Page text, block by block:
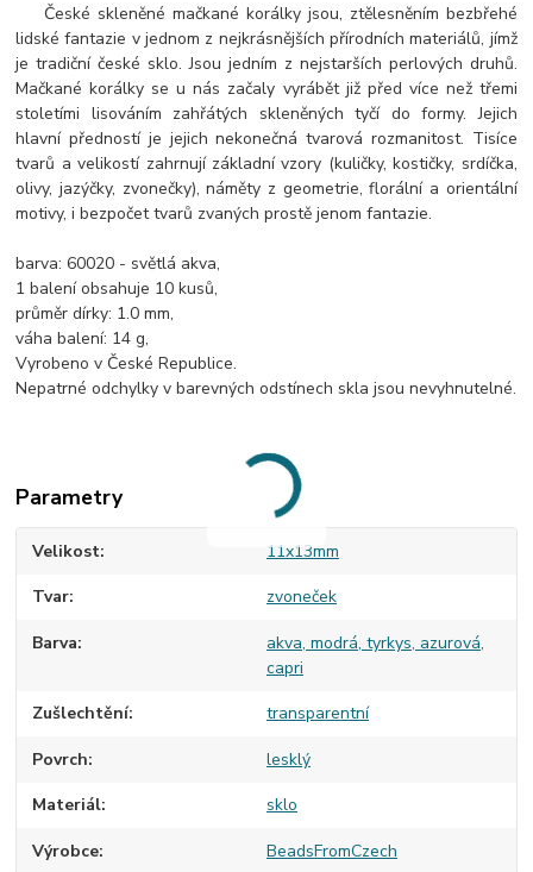
České skleněné mačkané korálky jsou, ztělesněním bezbřehé
lidské fantazie v jednom z nejkrásnějších přírodních materiálů, jímž
je tradiční české sklo. Jsou jedním z nejstarších perlových druhů.
Mačkané korálky se u nás začaly vyrábět již před více než třemi
stoletími lisováním zahřátých skleněných tyčí do formy. Jejich
hlavní předností je jejich nekonečná tvarová rozmanitost. Tisíce
tvarů a velikostí zahrnují základní vzory (kuličky, kostičky, srdíčka,
olivy, jazýčky, zvonečky), náměty z geometrie, florální a orientální
motivy, i bezpočet tvarů zvaných prostě jenom fantazie.
barva: 60020 - světlá akva,
1 balení obsahuje 10 kusů,
průměr dírky: 1.0 mm,
váha balení: 14 g,
Vyrobeno v České Republice.
Nepatrné odchylky v barevných odstínech skla jsou nevyhnutelné.
Parametry
Velikost 11x13mm
Tvar zvoneček
Barva
akva, modrá, tyrkys, azurová,
capri
Zušlechtění transparentní
Povrch lesklý
Materiál sklo
Výrobce BeadsFromCzech